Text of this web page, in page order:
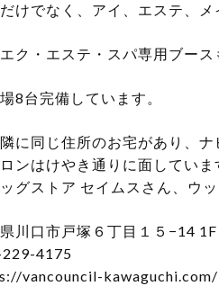
けでなく、アイ、エステ、
ク・エステ・スパ専用ブー
8台完備しています。
に同じ住所のお宅があり、ナ
ンはけやき通りに面していま
ッグストア セイムスさん、ウ
川口市戸塚６丁目１５−14
4175
vancouncil-kawaguchi.com/